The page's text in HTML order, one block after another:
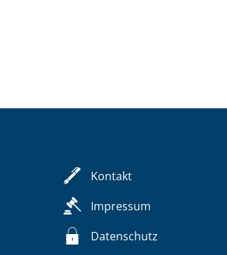
Kontakt
Impressum
Datenschutz